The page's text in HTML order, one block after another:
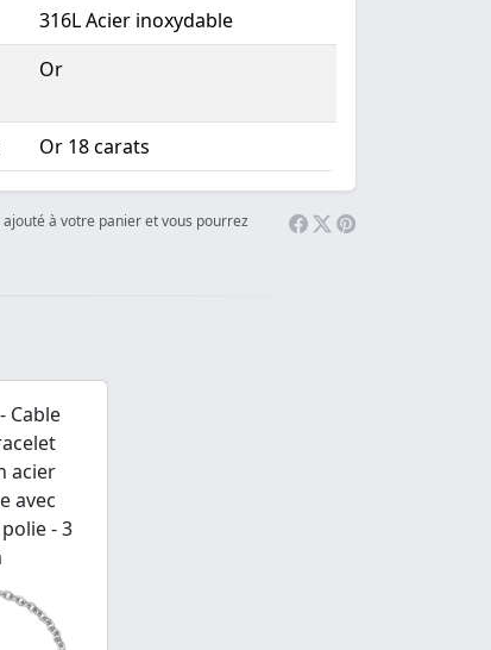
316L Acier inoxydable
Or
Or 18 carats
à votre panier et vous pourrez
Cable
acier
avec
- 3